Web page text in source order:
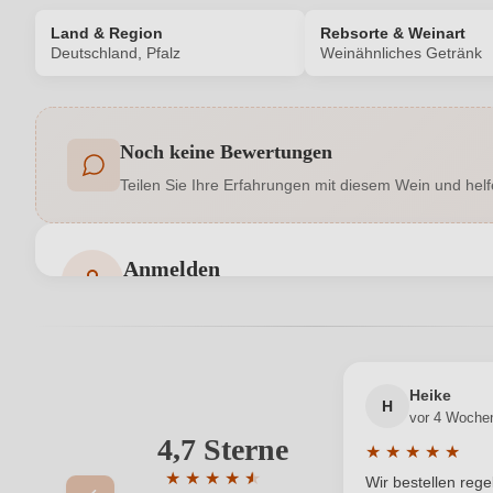
Land & Region
Deutschland, Pfalz
Rebsorte & Weinart
Weinähnliches Getränk
Allergene
Haltbar bis
adresse
Vegan
Noch keine Bewertungen
Teilen Sie Ihre Erfahrungen mit diesem Wein und
Anmelden
Ihre E-Mail-Adresse
4,7 Sterne
★ ★ ★ ★ ★
★
H
Heike
vor 4
★ ★ ★ ★ ★
Wir bestellen